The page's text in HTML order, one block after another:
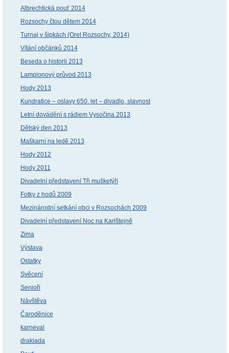
Albrechtická pouť 2014
Rozsochy čtou dětem 2014
Turnaj v šipkách (Orel Rozsochy, 2014)
Vítání občánků 2014
Beseda o historii 2013
Lampionový průvod 2013
Hody 2013
Kundratice – oslavy 650. let – divadlo, slavnost
Letní dovádění s rádiem Vysočina 2013
Dětský den 2013
Maškarní na ledě 2013
Hody 2012
Hody 2011
Divadelní představení Tři mušketýři
Fotky z hodů 2009
Mezinárodní setkání obci v Rozsochách 2009
Divadelní představení Noc na Karlštejně
Zima
Výstava
Ostatky
Svěcení
Senioři
Návštěva
Čaroděnice
karneval
drakiada